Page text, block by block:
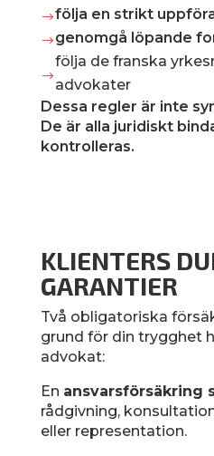
$följa en strikt
$genomgå löpande
$
följa de franska
advokater
Dessa regler är inte
De är alla juridiskt
kontrolleras.
KLIENTERS
GARANTIER
Två obligatoriska
grund för din trygghet
advokat:
En ansvarsförsäkring
rådgivning,
eller representation.